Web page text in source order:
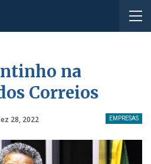
na
Correios
EMPRESAS
28, 2022